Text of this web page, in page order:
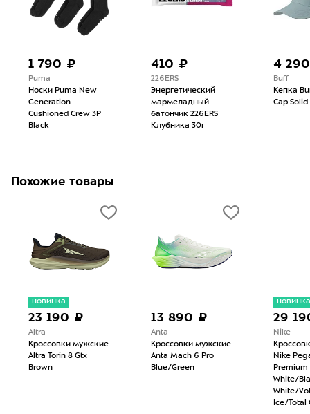
1 790 ₽
Puma
Носки Puma New
Generation
Cushioned Crew 3P
Black
410 ₽
226ERS
Энергетический
мармеладный
батончик 226ERS
Клубника 30г
4
Buff
Кепка
Cap
Похожие товары
новинка
23 190 ₽
Altra
Кроссовки мужские
Altra Torin 8 Gtx
Brown
13 890 ₽
Anta
Кроссовки мужские
Anta Mach 6 Pro
Blue/Green
новинка
29
Nike
Nike
Premium
White/
White/
Ice/Total